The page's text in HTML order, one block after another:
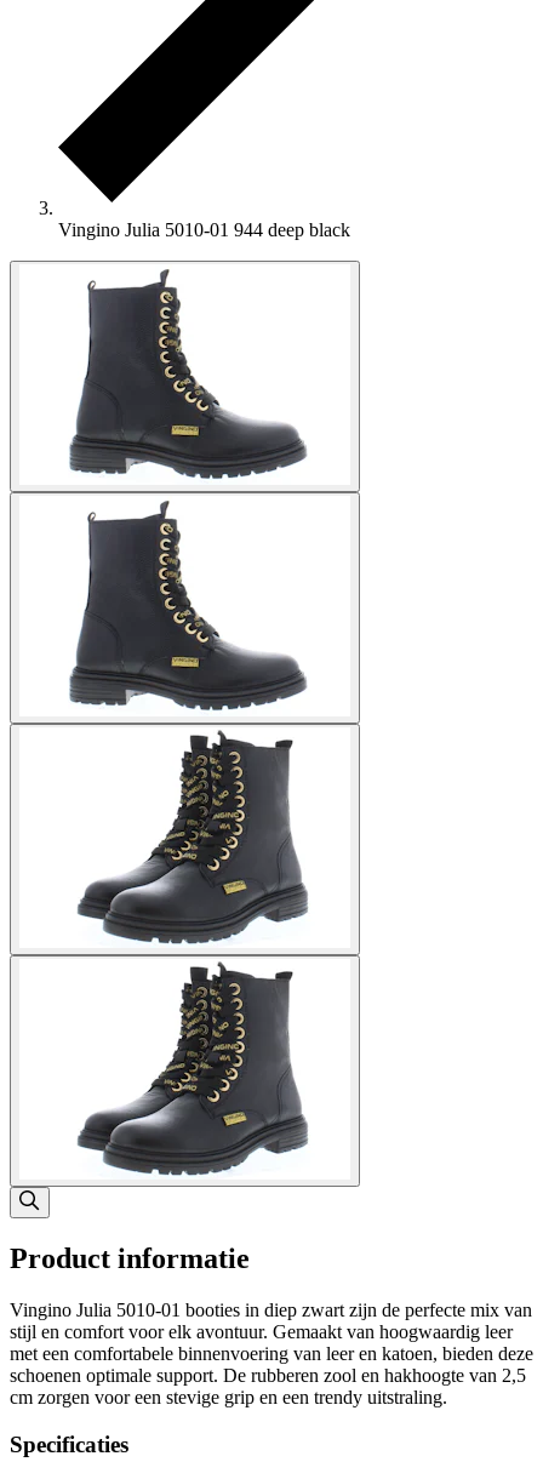
Vingino Julia 5010-01 944 deep black
Product informatie
Vingino Julia 5010-01 booties in diep zwart zijn de perfecte mix van
stijl en comfort voor elk avontuur. Gemaakt van hoogwaardig leer
met een comfortabele binnenvoering van leer en katoen, bieden deze
schoenen optimale support. De rubberen zool en hakhoogte van 2,5
cm zorgen voor een stevige grip en een trendy uitstraling.
Specificaties